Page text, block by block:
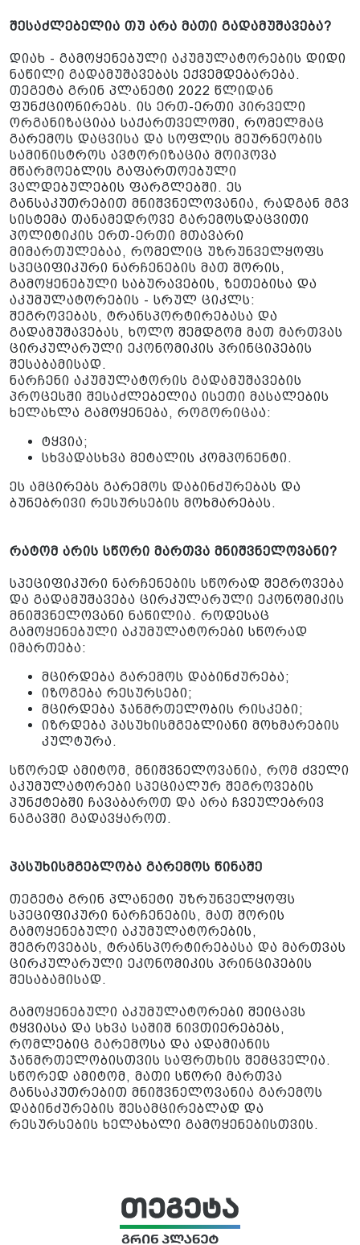
შესაძლებელია თუ არა მათი გადამუშავება?
დიახ - გამოყენებული აკუმულატორების დიდი
ნაწილი გადამუშავებას ექვემდებარება.
თეგეტა გრინ პლანეტი 2022 წლიდან
ფუნქციონირებს. ის ერთ-ერთი პირველი
ორგანიზაციაა საქართველოში, რომელმაც
გარემოს დაცვისა და სოფლის მეურნეობის
სამინისტროს ავტორიზაცია მოიპოვა
მწარმოებლის გაფართოებული
ვალდებულების ფარგლებში. ეს
განსაკუთრებით მნიშვნელოვანია, რადგან მგვ
სისტემა თანამედროვე გარემოსდაცვითი
პოლიტიკის ერთ-ერთი მთავარი
მიმართულებაა, რომელიც უზრუნველყოფს
სპეციფიკური ნარჩენების მათ შორის,
გამოყენებული საბურავების, ზეთებისა და
აკუმულატორების - სრულ ციკლს:
შეგროვებას, ტრანსპორტირებასა და
გადამუშავებას, ხოლო შემდგომ მათ მართვას
ცირკულარული ეკონომიკის პრინციპების
შესაბამისად.
ნარჩენი აკუმულატორის გადამუშავების
პროცესში შესაძლებელია ისეთი მასალების
ხელახლა გამოყენება, როგორიცაა:
ტყვია;
სხვადასხვა მეტალის კომპონენტი.
ეს ამცირებს გარემოს დაბინძურებას და
ბუნებრივი რესურსების მოხმარებას.
რატომ არის სწორი მართვა მნიშვნელოვანი?
სპეციფიკური ნარჩენების სწორად შეგროვება
და გადამუშავება ცირკულარული ეკონომიკის
მნიშვნელოვანი ნაწილია. როდესაც
გამოყენებული აკუმულატორები სწორად
იმართება:
მცირდება გარემოს დაბინძურება;
იზოგება რესურსები;
მცირდება ჯანმრთელობის რისკები;
იზრდება პასუხისმგებლიანი მოხმარების
კულტურა.
სწორედ ამიტომ, მნიშვნელოვანია, რომ ძველი
აკუმულატორები სპეციალურ შეგროვების
პუნქტებში ჩავაბაროთ და არა ჩვეულებრივ
ნაგავში გადავყაროთ.
პასუხისმგებლობა გარემოს წინაშე
თეგეტა გრინ პლანეტი უზრუნველყოფს
სპეციფიკური ნარჩენების, მათ შორის
გამოყენებული აკუმულატორების,
შეგროვებას, ტრანსპორტირებასა და მართვას
ცირკულარული ეკონომიკის პრინციპების
შესაბამისად.
გამოყენებული აკუმულატორები შეიცავს
ტყვიასა და სხვა საშიშ ნივთიერებებს,
რომლებიც გარემოსა და ადამიანის
ჯანმრთელობისთვის საფრთხის შემცველია.
სწორედ ამიტომ, მათი სწორი მართვა
განსაკუთრებით მნიშვნელოვანია გარემოს
დაბინძურების შესამცირებლად და
რესურსების ხელახალი გამოყენებისთვის.